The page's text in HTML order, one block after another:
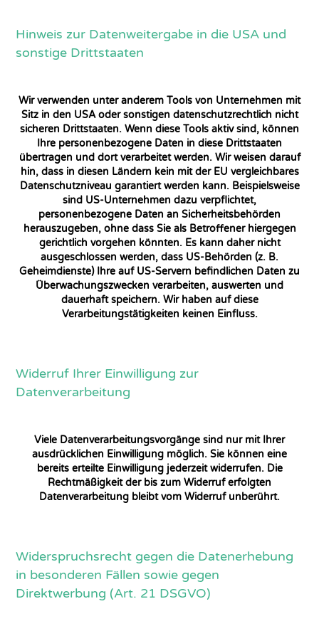
Hinweis zur Datenweitergabe in die USA und
sonstige Drittstaaten
Wir verwenden unter anderem Tools von Unternehmen mit
Sitz in den USA oder sonstigen datenschutzrechtlich nicht
sicheren Drittstaaten. Wenn diese Tools aktiv sind, können
Ihre personenbezogene Daten in diese Drittstaaten
übertragen und dort verarbeitet werden. Wir weisen darauf
hin, dass in diesen Ländern kein mit der EU vergleichbares
Datenschutzniveau garantiert werden kann. Beispielsweise
sind US-Unternehmen dazu verpflichtet,
personenbezogene Daten an Sicherheitsbehörden
herauszugeben, ohne dass Sie als Betroffener hiergegen
gerichtlich vorgehen könnten. Es kann daher nicht
ausgeschlossen werden, dass US-Behörden (z. B.
Geheimdienste) Ihre auf US-Servern befindlichen Daten zu
Überwachungszwecken verarbeiten, auswerten und
dauerhaft speichern. Wir haben auf diese
Verarbeitungstätigkeiten keinen Einfluss.
Widerruf Ihrer Einwilligung zur
Datenverarbeitung
Viele Datenverarbeitungsvorgänge sind nur mit Ihrer
ausdrücklichen Einwilligung möglich. Sie können eine
bereits erteilte Einwilligung jederzeit widerrufen. Die
Rechtmäßigkeit der bis zum Widerruf erfolgten
Datenverarbeitung bleibt vom Widerruf unberührt.
Widerspruchsrecht gegen die Datenerhebung
in besonderen Fällen sowie gegen
Direktwerbung (Art. 21 DSGVO)